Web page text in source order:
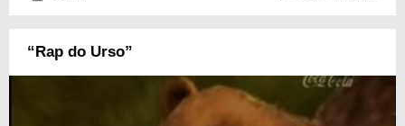
“Rap do Urso”